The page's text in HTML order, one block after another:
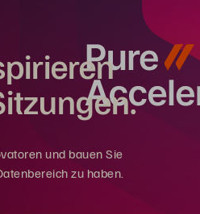
und bauen Sie
zu haben.